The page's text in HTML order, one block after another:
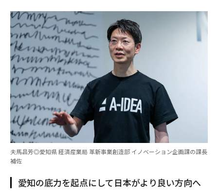
夫馬昌芳◎愛知県 経済産業局 革新事業創造部 イノベーション企画課の課長
補佐
愛知の底力を起点にして日本がより良い方向へ